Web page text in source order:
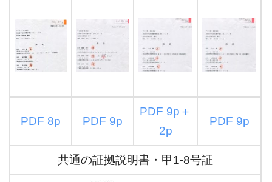
PDF 8p PDF 9p
PDF 9p＋
2p
PDF 9p
共通の証拠説明書・甲1-8号証